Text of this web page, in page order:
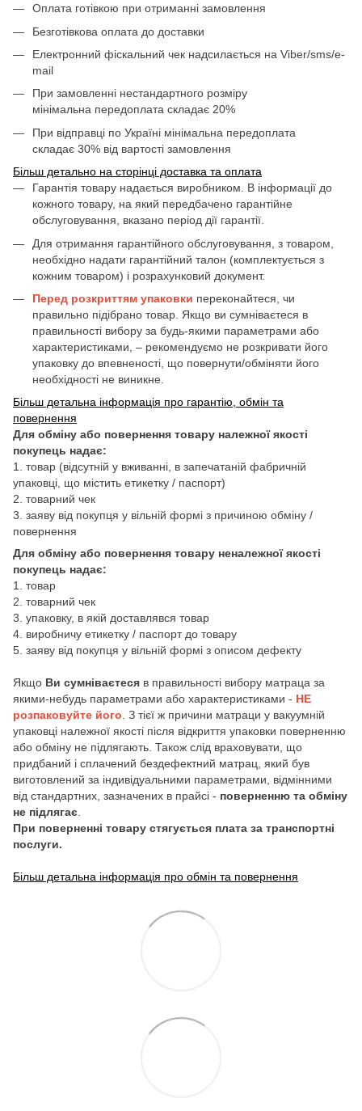
Оплата готівкою при отриманні замовлення
Безготівкова оплата до доставки
Електронний фіскальний чек надсилається на Viber/sms/e-
mail
При замовленні нестандартного розміру
мінімальна передоплата складає 20%
При відправці по Україні мінімальна передоплата
складає 30% від вартості замовлення
Більш детально на сторінці доставка та оплата
Гарантія товару надається виробником. В інформації до
кожного товару, на який передбачено гарантійне
обслуговування, вказано період дії гарантії.
Для отримання гарантійного обслуговування, з товаром,
необхідно надати гарантійний талон (комплектується з
кожним товаром) і розрахунковий документ.
Перед розкриттям упаковки переконайтеся, чи
правильно підібрано товар. Якщо ви сумніваєтеся в
правильності вибору за будь-якими параметрами або
характеристиками, – рекомендуємо не розкривати його
упаковку до впевненості, що повернути/обміняти його
необхідності не виникне.
Більш детальна інформація про гарантію, обмін та
повернення
Для обміну або повернення товару належної якості
покупець надає:
1. товар (відсутній у вживанні, в запечатаній фабричній
упаковці, що містить етикетку / паспорт)
2. товарний чек
3. заяву від покупця у вільній формі з причиною обміну /
повернення
Для обміну або повернення товару неналежної якості
покупець надає:
1. товар
2. товарний чек
3. упаковку, в якій доставлявся товар
4. виробничу етикетку / паспорт до товару
5. заяву від покупця у вільній формі з описом дефекту
Якщо Ви сумніваєтеся в правильності вибору матраца за
якими-небудь параметрами або характеристиками - НЕ
розпаковуйте його. З тієї ж причини матраци у вакуумній
упаковці належної якості після відкриття упаковки поверненню
або обміну не підлягають. Також слід враховувати, що
придбаний і сплачений бездефектний матрац, який був
виготовлений за індивідуальними параметрами, відмінними
від стандартних, зазначених в прайсі - поверненню та обміну
не підлягає.
При поверненні товару стягується плата за транспортні
послуги.
Більш детальна інформація про обмін та повернення